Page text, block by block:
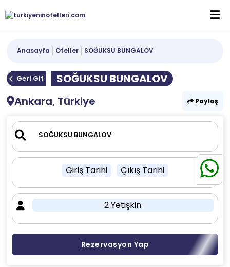
Anasayfa Oteller SOĞUKSU BUNGALOV
Geri Git
SOĞUKSU BUNGALOV
Ankara, Türkiye
Paylaş
Giriş Tarihi Çıkış Tarihi
2 Yetişkin
Rezervasyon Yap